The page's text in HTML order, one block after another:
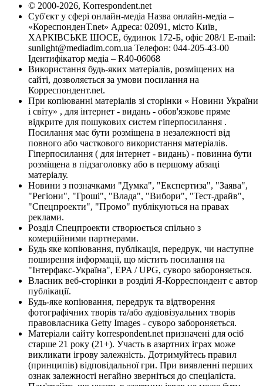
© 2000-2026, Korrespondent.net
Суб'єкт у сфері онлайн-медіа Назва онлайн-медіа –
«КореспонденТ.net» Адреса: 02091, місто Київ,
ХАРКІВСЬКЕ ШОСЕ, будинок 172-Б, офіс 208/1 E-mail:
sunlight@mediadim.com.ua Телефон: 044-205-43-00
Ідентифікатор медіа – R40-06068
Використання будь-яких матеріалів, розміщених на
сайті, дозволяється за умови посилання на
Корреспондент.net.
При копіюванні матеріалів зі сторінки « Новини України
і світу» , для інтернет - видань - обов'язкове пряме
відкрите для пошукових систем гіперпосилання .
Посилання має бути розміщена в незалежності від
повного або часткового використання матеріалів.
Гіперпосилання ( для інтернет - видань) - повинна бути
розміщена в підзаголовку або в першому абзаці
матеріалу.
Новини з позначками "Думка", "Експертиза", "Заява",
"Регіони", "Гроші", "Влада", "Вибори", "Тест-драйв",
"Спецпроекти", "Промо" публікуються на правах
реклами.
Розділ Спецпроекти створюється спільно з
комерційними партнерами.
Будь яке копіювання, публікація, передрук, чи наступне
поширення інформації, що містить посилання на
"Інтерфакс-Україна", EPA / UPG, суворо забороняється.
Власник веб-сторінки в розділі Я-Корреспондент є автор
публікації.
Будь-яке копіювання, передрук та відтворення
фотографічних творів та/або аудіовізуальних творів
правовласника Getty Images - суворо забороняється.
Матеріали сайту korrespondent.net призначені для осіб
старше 21 року (21+). Участь в азартних іграх може
викликати ігрову залежність. Дотримуйтесь правил
(принципів) відповідальної гри. При виявленні перших
ознак залежності негайно зверніться до спеціаліста.